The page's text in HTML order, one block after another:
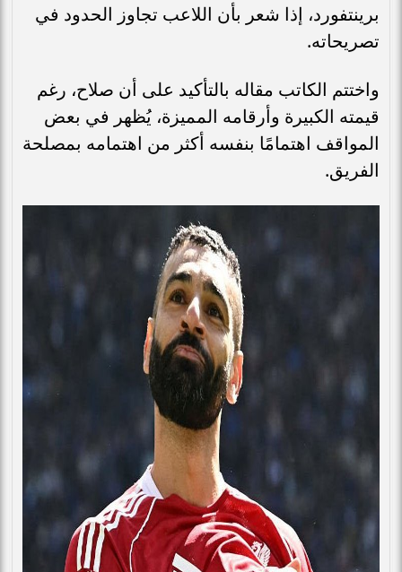
برينتفورد، إذا شعر بأن اللاعب تجاوز الحدود في
تصريحاته.
واختتم الكاتب مقاله بالتأكيد على أن صلاح، رغم
قيمته الكبيرة وأرقامه المميزة، يُظهر في بعض
المواقف اهتمامًا بنفسه أكثر من اهتمامه بمصلحة
الفريق.